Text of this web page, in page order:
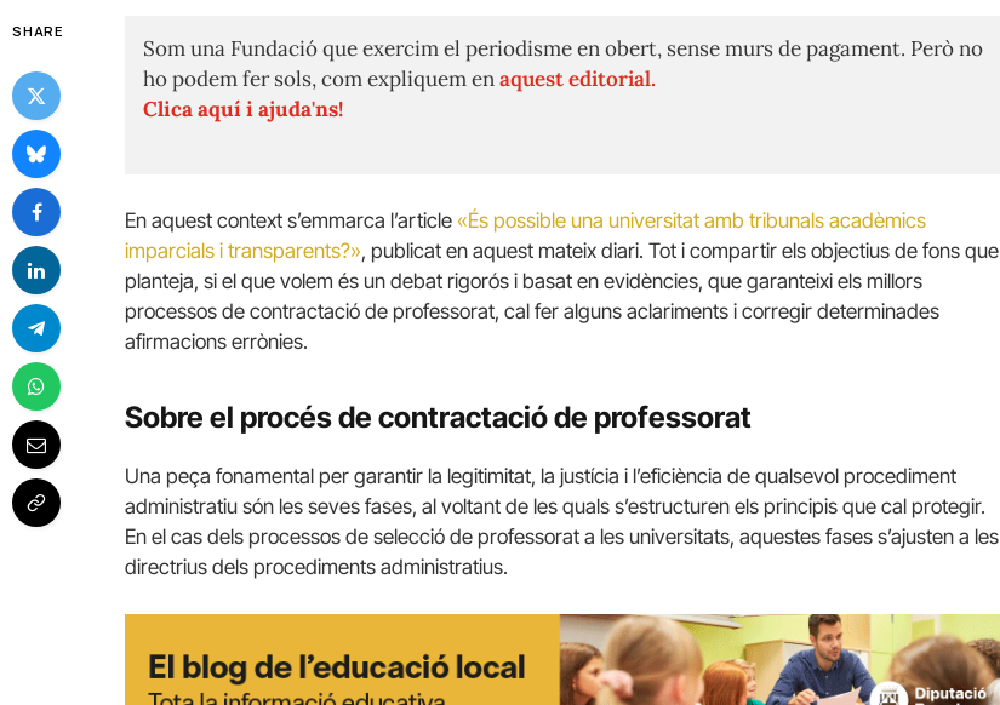
SHARE
Som una Fundació que exercim el periodisme en obert, sense murs de pagament. Però no
ho podem fer sols, com expliquem enaquest editorial.
Clica aquí i ajuda'ns!
En aquest context s’emmarca l’article «És possible una universitat amb tribunals acadèmics
imparcials i transparents?», publicat en aquest mateix diari. Tot i compartir els objectius de fons que
planteja, si el que volem és un debat rigorós i basat en evidències, que garanteixi els millors
processos de contractació de professorat, cal fer alguns aclariments i corregir determinades
afirmacions errònies.
Sobre el procés de contractació de professorat
Una peça fonamental per garantir la legitimitat, la justícia i l’eficiència de qualsevol procediment
administratiu són les seves fases, al voltant de les quals s’estructuren els principis que cal protegir.
En el cas dels processos de selecció de professorat a les universitats, aquestes fases s’ajusten a les
directrius dels procediments administratius.